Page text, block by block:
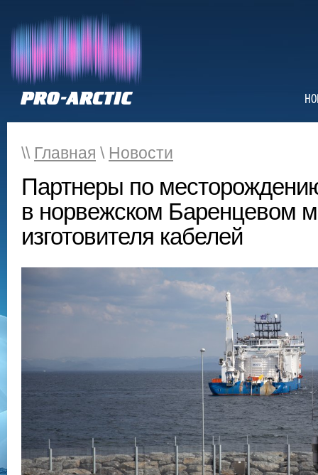
\\ Главная \ Новости
Партнеры по
в норвежском Баренцевом
изготовителя кабелей